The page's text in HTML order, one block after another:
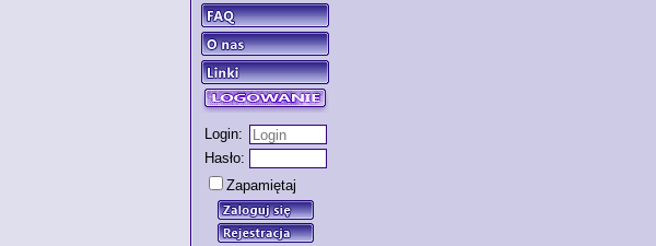
Login:
Hasło:
Zapamiętaj